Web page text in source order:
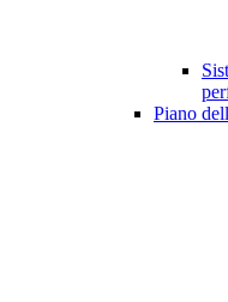
Piano